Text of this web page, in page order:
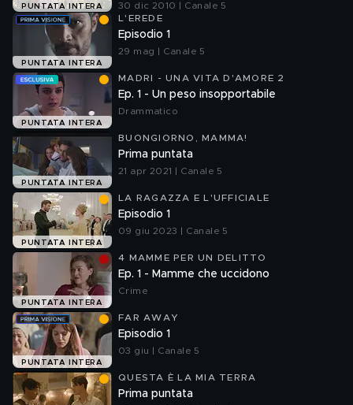
PUNTATA INTERA 30 dic 2010 | Canale 5
PUNTATA INTERA
L'EREDE
Episodio 1
29 mag | Canale 5
PUNTATA INTERA
MADRI - UNA VITA D'AMORE 2
Ep. 1 - Un peso insopportabile
Drammatico
PUNTATA INTERA
BUONGIORNO, MAMMA!
Prima puntata
21 apr 2021 | Canale 5
PUNTATA INTERA
LA RAGAZZA E L'UFFICIALE
Episodio 1
09 giu 2023 | Canale 5
PUNTATA INTERA
4 MAMME PER UN DELITTO
Ep. 1 - Mamme che uccidono
Crime
PUNTATA INTERA
FAR AWAY
Episodio 1
03 giu | Canale 5
QUESTA È LA MIA TERRA
Prima puntata